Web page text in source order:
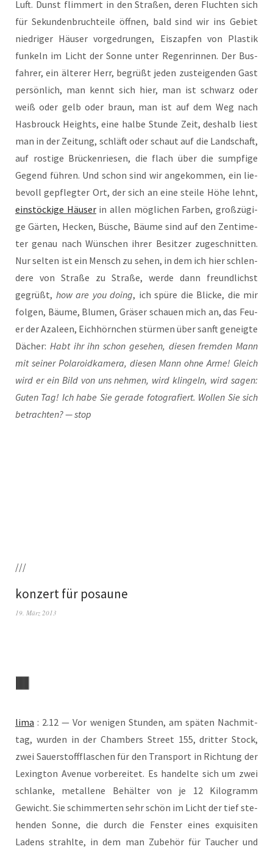
Luft. Dunst flim­mert in den Stra­ßen, deren Fluch­ten sich
für Sekun­den­bruch­tei­le öff­nen, bald sind wir ins Gebiet
nied­ri­ger Häu­ser vor­ge­drun­gen, Eis­zap­fen von Plas­tik
fun­keln im Licht der Son­ne unter Regen­rin­nen. Der Bus­
fah­rer, ein älte­rer Herr, begrüßt jeden zustei­gen­den Gast
per­sön­lich, man kennt sich hier, man ist schwarz oder
weiß oder gelb oder braun, man ist auf dem Weg nach
Has­b­rouck Heights, eine hal­be Stun­de Zeit, des­halb liest
man in der Zei­tung, schläft oder schaut auf die Land­schaft,
auf ros­ti­ge Brü­cken­rie­sen, die flach über die sump­fi­ge
Gegend füh­ren. Und schon sind wir ange­kom­men, ein lie­
be­voll gepfleg­ter Ort, der sich an eine stei­le Höhe lehnt,
ein­stö­cki­ge Häu­serin allen mög­li­chen Far­ben, groß­zü­gi­
ge Gär­ten, Hecken, Büsche, Bäu­me sind auf den Zen­ti­me­
ter genau nach Wün­schen ihrer Besit­zer zuge­schnit­ten.
Nur sel­ten ist ein Mensch zu sehen, in dem ich hier schlen­
de­re von Stra­ße zu Stra­ße, wer­de dann freund­lichst
gegrüßt, how are you doing, ich spü­re die Bli­cke, die mir
fol­gen, Bäu­me, Blu­men, Grä­ser schau­en mich an, das Feu­
er der Aza­leen, Eich­hörn­chen stür­men über sanft geneig­te
Dächer: Habt ihr ihn schon gese­hen, die­sen frem­den Mann
mit sei­ner Pola­roid­ka­me­ra, die­sen Mann ohne Arme! Gleich
wird er ein Bild von uns neh­men, wird klin­geln, wird sagen:
Guten Tag! Ich habe Sie gera­de foto­gra­fiert. Wol­len Sie sich
betrach­ten? — stop
///
konzert für posaune
19. März 2013
lima : 2.12 — Vor weni­gen Stun­den, am spä­ten Nach­mit­
tag, wur­den in der Cham­bers Street 155, drit­ter Stock,
zwei Sau­er­stoff­fla­schen für den Trans­port in Rich­tung der
Lex­ing­ton Ave­nue vor­be­rei­tet. Es han­del­te sich um zwei
schlan­ke, metal­le­ne Behäl­ter von je 12 Kilo­gramm
Gewicht. Sie schim­mer­ten sehr schön im Licht der tief ste­
hen­den Son­ne, die durch die Fens­ter eines exqui­si­ten
Ladens strahl­te, in dem man Zube­hör für Tau­cher und